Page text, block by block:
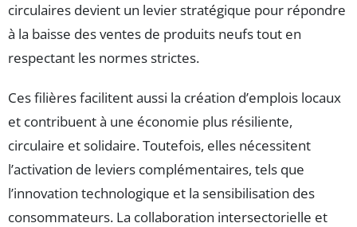
circulaires devient un levier stratégique pour répondre
à la baisse des ventes de produits neufs tout en
respectant les normes strictes.
Ces filières facilitent aussi la création d’emplois locaux
et contribuent à une économie plus résiliente,
circulaire et solidaire. Toutefois, elles nécessitent
l’activation de leviers complémentaires, tels que
l’innovation technologique et la sensibilisation des
consommateurs. La collaboration intersectorielle et